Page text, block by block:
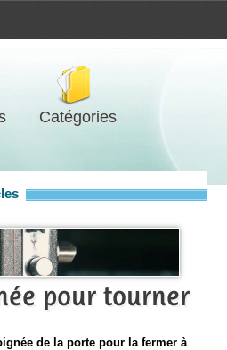
Catégories
pour tourner
de la porte pour la fermer à